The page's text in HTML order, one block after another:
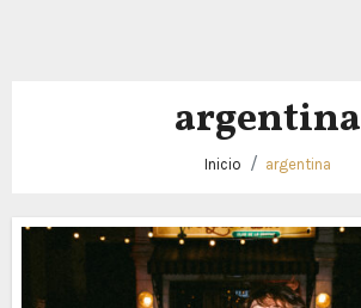
argentina
Inicio argentina